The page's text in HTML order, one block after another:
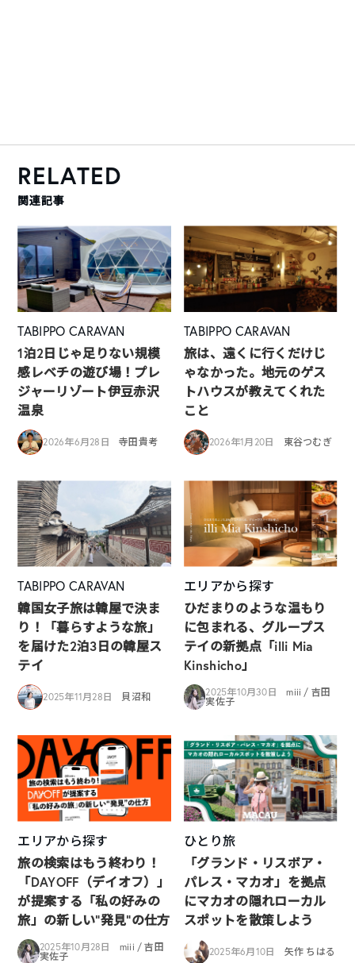
RELATED
関連記事
TABIPPO CARAVAN
1泊2日じゃ足りない規模
感レベチの遊び場！プレ
ジャーリゾート伊豆赤沢
温泉
2026年6月28日 寺田貴考
TABIPPO CARAVAN
旅は、遠くに行くだけじ
ゃなかった。地元のゲス
トハウスが教えてくれた
こと
2026年1月20日 東谷つむぎ
TABIPPO CARAVAN
韓国女子旅は韓屋で決ま
り！「暮らすような旅」
を届けた2泊3日の韓屋ス
テイ
2025年11月28日 貝沼和
エリアから探す
ひだまりのような温もり
に包まれる、グループス
テイの新拠点「illi Mia
Kinshicho」
2025年10月30日
miii / 吉田
実佐子
エリアから探す
旅の検索はもう終わり！
「DAYOFF（デイオフ）」
が提案する「私の好みの
旅」の新しい“発見”の仕方
2025年10月28日
miii / 吉田
実佐子
ひとり旅
「グランド・リスボア・
パレス・マカオ」を拠点
にマカオの隠れローカル
スポットを散策しよう
2025年6月10日 矢作 ちはる